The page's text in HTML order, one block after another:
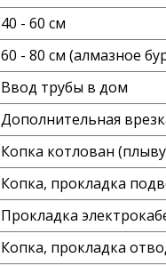
40 - 60 см
60 - 80 см (алмазное
Ввод трубы в дом
Дополнительная
Копка котлован
Копка, прокладка
Прокладка
Копка, прокладка